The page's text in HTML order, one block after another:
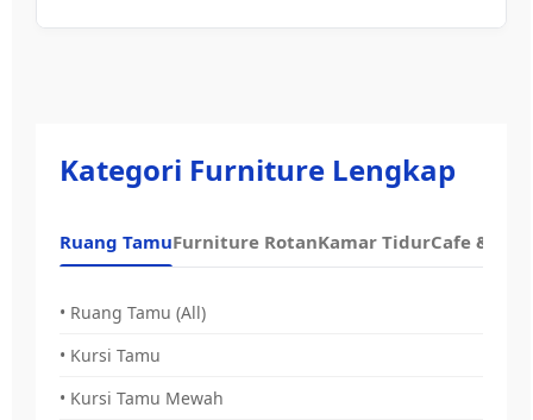
Kategori Furniture Lengkap
Ruang TamuFurniture RotanKamar TidurCafe &
• Ruang Tamu (All)
• Kursi Tamu
• Kursi Tamu Mewah